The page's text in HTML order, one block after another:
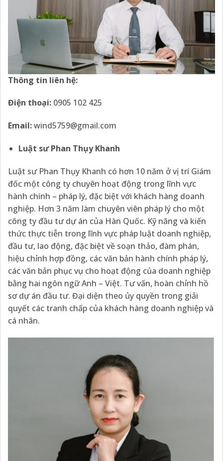
Thông tin liên hệ:
Điện thoại: 0905 102 425
Email:wind5759@gmail.com
Luật sư Phan Thụy Khanh
Luật sư Phan Thụy Khanh có hơn 10 năm ở vị trí Giám
đốc một công ty chuyên hoạt động trong lĩnh vực
hành chính – pháp lý, đặc biệt với khách hàng doanh
nghiệp. Hơn 3 năm làm chuyên viên pháp lý cho một
công ty đầu tư dự án của Hàn Quốc. Kỹ năng và kiến
thức thực tiễn trong lĩnh vực pháp luật doanh nghiệp,
đầu tư, lao động, đặc biệt về soạn thảo, đàm phán,
hiệu chỉnh hợp đồng, các văn bản hành chính pháp lý,
các văn bản phục vụ cho hoạt động của doanh nghiệp
bằng hai ngôn ngữ Anh – Việt. Tư vấn, hoàn chỉnh hồ
sơ dự án đầu tư. Đại diện theo ủy quyền trong giải
quyết các tranh chấp của khách hàng doanh nghiệp và
cá nhân.​